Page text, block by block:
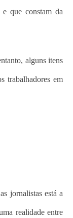
e que constam da
alguns itens
trabalhadores em
jornalistas está a
realidade entre